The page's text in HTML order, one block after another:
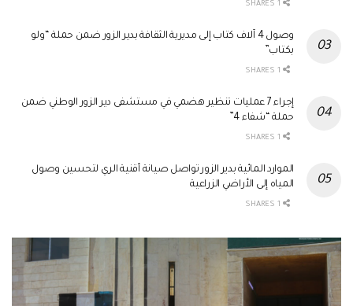
وصول 4 آلاف كتاب إلى مديرية الثقافة بدير الزور ضمن حملة “ولو
بكتاب”
إجراء 7 عمليات تنظير هضمي في مستشفى دير الزور الوطني ضمن
حملة “شفاء 4”
الموارد المائية بدير الزور تواصل صيانة أقنية الري لتحسين وصول
المياه إلى الأراضي الزراعية